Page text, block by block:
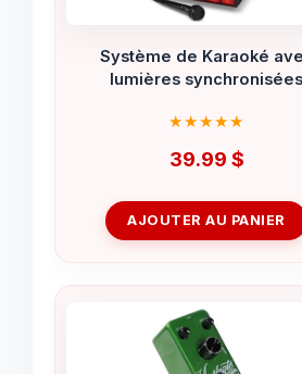
Système de Karaoké
lumières synchronisées
39.99 $
AJOUTER AU PANIER